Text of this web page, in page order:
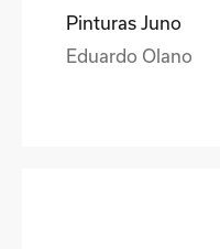
Pinturas Juno
Eduardo Olano